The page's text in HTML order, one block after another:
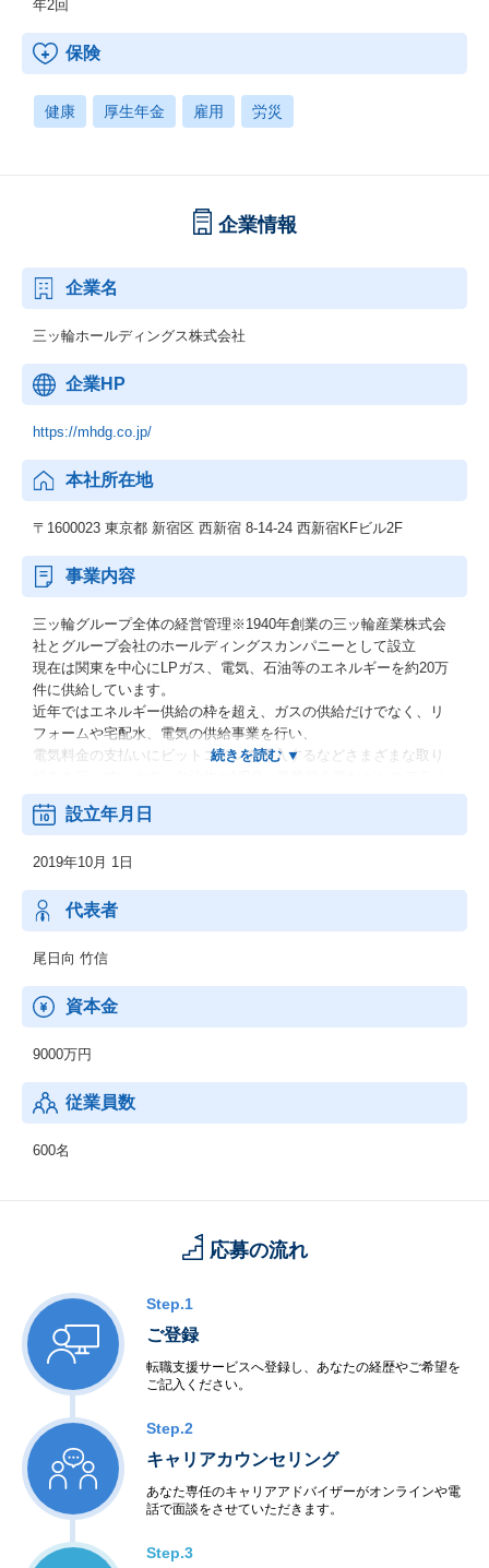
年2回
保険
健康 厚生年金 雇用 労災
企業情報
企業名
三ッ輪ホールディングス株式会社
企業HP
https://mhdg.co.jp/
本社所在地
〒1600023 東京都 新宿区 西新宿 8-14-24 西新宿KFビル2F
事業内容
三ッ輪グループ全体の経営管理※1940年創業の三ッ輪産業株式会
社とグループ会社のホールディングスカンパニーとして設立
現在は関東を中心にLPガス、電気、石油等のエネルギーを約20万
件に供給しています。
近年ではエネルギー供給の枠を超え、ガスの供給だけでなく、リ
フォームや宅配水、電気の供給事業を行い、
電気料金の支払いにビットコインを導入するなどさまざまな取り
アンスによって
社会課題解決に資する各種の取り組みを進めています。
業界規模は
約45兆円（電力約20兆円、石油約20兆円、ガス約4兆円）と、社会
や人々の日常を支え、国内最大級の業界規模となる巨大なインフ
ラ産業です。
設立年月日
2019年10月 1日
代表者
尾日向 竹信
資本金
9000万円
従業員数
600名
応募の流れ
Step.1
ご登録
転職支援サービスへ登録し、あなたの経歴やご希望を
ご記入ください。
Step.2
キャリアカウンセリング
あなた専任のキャリアアドバイザーがオンラインや電
話で面談をさせていただきます。
Step.3